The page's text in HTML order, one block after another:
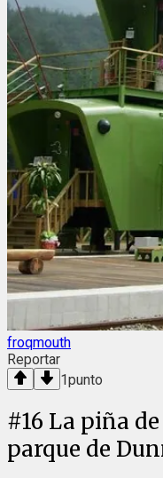
froqmouth
Reportar
1punto
#16 La piña
parque de